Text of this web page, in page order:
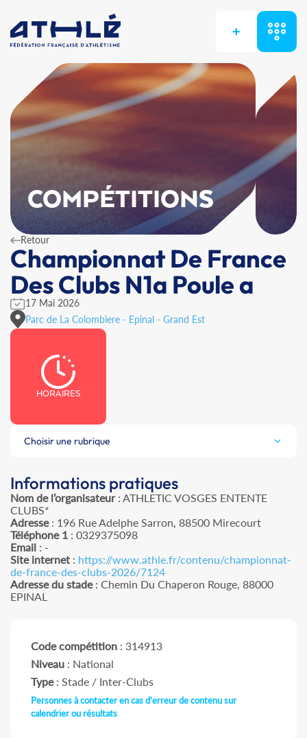
+
COMPÉTITIONS
Retour
Championnat De France
Des Clubs N1a Poule a
17 Mai 2026
Parc de La Colombiere - Epinal - Grand Est
HORAIRES
Choisir une rubrique
Informations pratiques
Nom de l’organisateur: ATHLETIC VOSGES ENTENTE
CLUBS*
Adresse: 196 Rue Adelphe Sarron, 88500 Mirecourt
Téléphone 1 : 0329375098
Email : -
Site internet : https://www.athle.fr/contenu/championnat-
de-france-des-clubs-2026/7124
Adresse du stade: Chemin Du Chaperon Rouge, 88000
EPINAL
Code compétition : 314913
Niveau : National
Type: Stade / Inter-Clubs
Personnes à contacter en cas d'erreur de contenu sur
calendrier ou résultats